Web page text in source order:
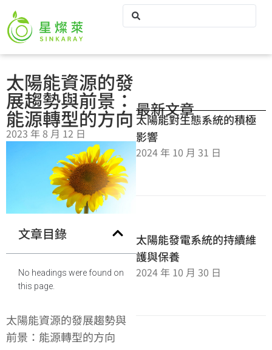
太陽能資源的發
展趨勢與前景：
能源轉型的方向
2023 年 8 月 12 日
文章目錄
No headings were found on
this page.
太陽能資源的發展趨勢與
前景：能源轉型的方向
最新文章
太陽能對生態系統的積極
影響
2024 年 10 月 31 日
太陽能發電系統的持續維
護與保養
2024 年 10 月 30 日